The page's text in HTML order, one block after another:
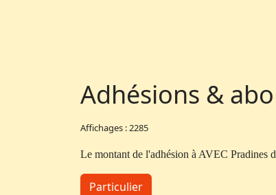
Adhésions &
Affichages : 2285
Le montant de l'adhésion à AVEC Pradines
Particulier